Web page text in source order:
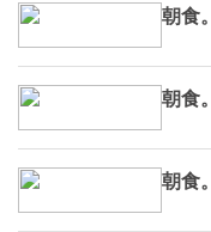
朝食。
朝食。
朝食。